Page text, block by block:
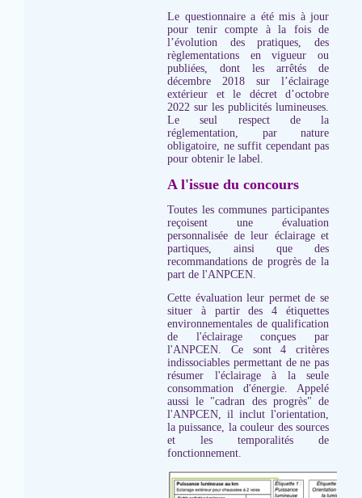
Le questionnaire a été mis à jour
pour tenir compte à la fois de
l’évolution des pratiques, des
règlementations en vigueur ou
publiées, dont les arrêtés de
décembre 2018 sur l’éclairage
extérieur et le décret d’octobre
2022 sur les publicités lumineuses.
Le seul respect de la
réglementation, par nature
obligatoire, ne suffit cependant pas
pour obtenir le label.
A l'issue du concours
Toutes les communes participantes
reçoisent une évaluation
personnalisée de leur éclairage et
partiques, ainsi que des
recommandations de progrès de la
part de l'ANPCEN.
Cette évaluation leur permet de se
situer à partir des 4 étiquettes
environnementales de qualification
de l'éclairage conçues par
l'ANPCEN. Ce sont 4 critères
indissociables permettant de ne pas
résumer l'éclairage à la seule
consommation d'énergie. Appelé
aussi le "cadran des progrès" de
l'ANPCEN, il inclut l'orientation,
la puissance, la couleur des sources
et les temporalités de
fonctionnement.